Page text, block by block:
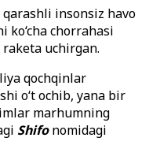
insonsiz havo
chorrahasi
uchirgan.
qochqinlar
o‘t ochib, yana bir
marhumning
Shifonomidagi